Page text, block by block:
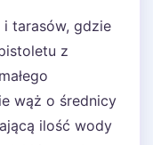
i tarasów, gdzie
z
wąż o średnicy
ilość wody